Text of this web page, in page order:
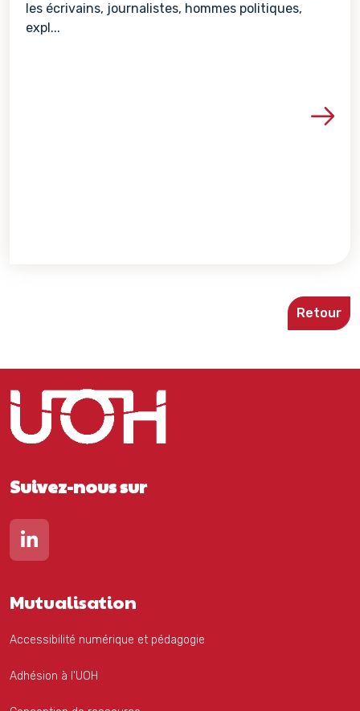
les écrivains, journalistes, hommes politiques,
expl...
Voir les détails de la
Retour
Suivez-nous sur
Lien vers notre page Linkedin
Mutualisation
Accessibilité numérique et pédagogie
Adhésion à l'UOH